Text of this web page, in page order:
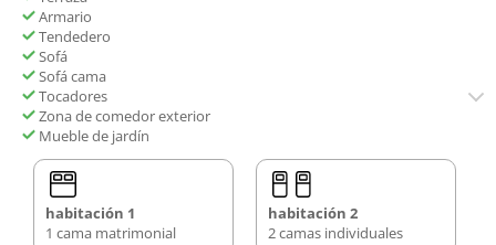
Armario
Tendedero
Sofá
Sofá cama
Tocadores
Zona de comedor exterior
Mueble de jardín
habitación 1
1 cama matrimonial
habitación 2
2 camas individuales